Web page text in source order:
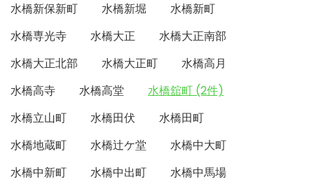
水橋新保新町
水橋新堀
水橋新町
水橋専光寺
水橋大正
水橋大正南部
水橋大正北部
水橋大正町
水橋高月
水橋高寺
水橋高堂
水橋舘町 (2件)
水橋立山町
水橋田伏
水橋田町
水橋地蔵町
水橋辻ケ堂
水橋中大町
水橋中新町
水橋中出町
水橋中馬場